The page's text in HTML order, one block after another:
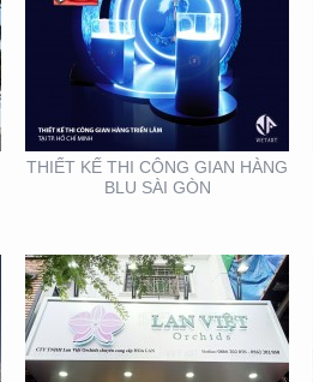
THIẾT KẾ THI CÔNG GIAN HÀNG
BLU SÀI GÒN
THIẾT KẾ THI CÔNG
BẢNG HIỆU QUẬN 1